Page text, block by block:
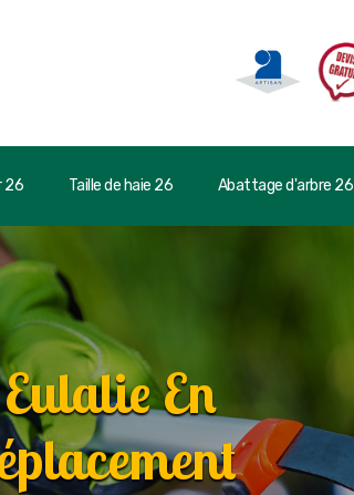
26 Taille de haie 26 Abattage d'arbre 26
En